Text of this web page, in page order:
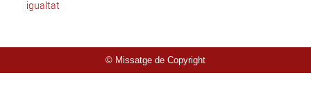
igualtat
© Missatge de Copyright